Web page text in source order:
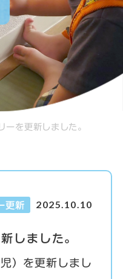
ーを更新しました。
更新 2025.10.10
しました。
）を更新しまし